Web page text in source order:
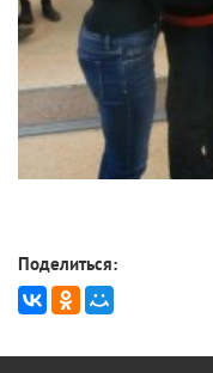
Поделиться: